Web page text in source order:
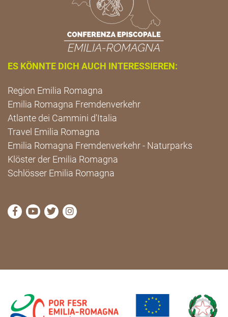
ES KÖNNTE DICH AUCH INTERESSIEREN:
Region Emilia Romagna
Emilia Romagna Fremdenverkehr
Atlante dei Cammini d'Italia
Travel Emilia Romagna
Emilia Romagna Fremdenverkehr - Naturparks
Klöster der Emilia Romagna
Schlösser Emilia Romagna
die Seite Facebook von Cammini Emilia-Romagna
die Seite YouTube von Cammini Emilia-
die Seite Twitter von Cammini Emilia-
die Seite Instagram von Cammini